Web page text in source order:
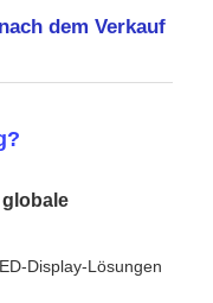
dem Verkauf
Display-Lösungen